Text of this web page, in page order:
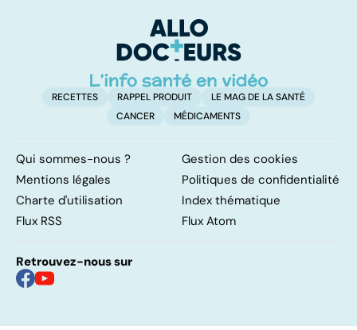
RECETTES RAPPEL PRODUIT
LE MAG DE LA SANTÉ
CANCER
MÉDICAMENTS
Qui sommes-nous ?
Gestion des cookies
Mentions légales
Politiques de confidentialité
Charte d'utilisation
Index thématique
Flux RSS
Flux Atom
Retrouvez-nous sur